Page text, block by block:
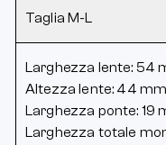
Taglia M-L
Larghezza lente: 54
Altezza lente: 44 mm
Larghezza ponte: 19
Larghezza totale